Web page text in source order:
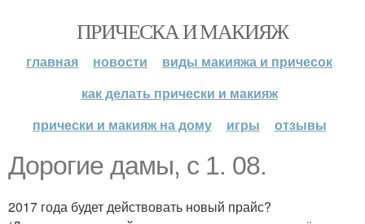
ПРИЧЕСКА И МАКИЯЖ
главная новости
виды макияжа и причесок
как делать прически и макияж
прически и макияж на дому
игры отзывы
Дорогие дамы, с 1. 08.
2017 года будет действовать новый прайс?